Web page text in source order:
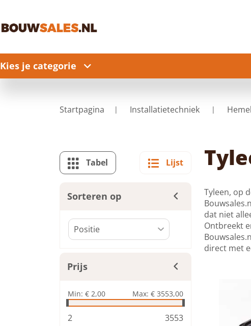
Kies je categorie
Startpagina Installatietechniek
Tabel Lijst
Sorteren op
Prijs
Min: € 2,00 Max: € 3553,00
2 3553
Tyleen, op
dat niet
Ontbreekt
direct met